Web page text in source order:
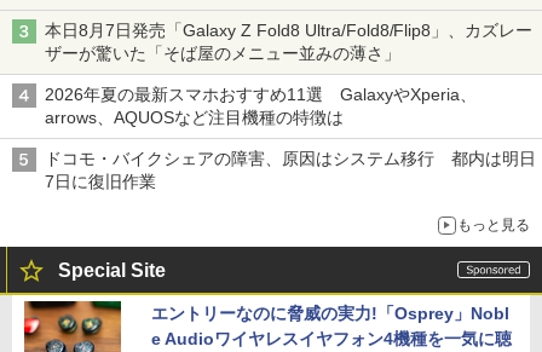
本日8月7日発売「Galaxy Z Fold8 Ultra/Fold8/Flip8」、カズレー
ザーが驚いた「そば屋のメニュー並みの薄さ」
2026年夏の最新スマホおすすめ11選 GalaxyやXperia、
arrows、AQUOSなど注目機種の特徴は
ドコモ・バイクシェアの障害、原因はシステム移行 都内は明日
7日に復旧作業
もっと見る
Special Site
エントリーなのに脅威の実力!「Osprey」Nobl
e Audioワイヤレスイヤフォン4機種を一気に聴